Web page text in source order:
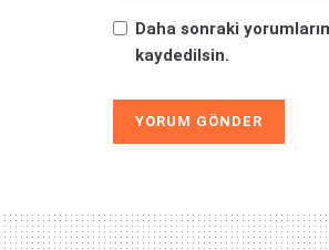
Daha sonraki
kaydedilsin.